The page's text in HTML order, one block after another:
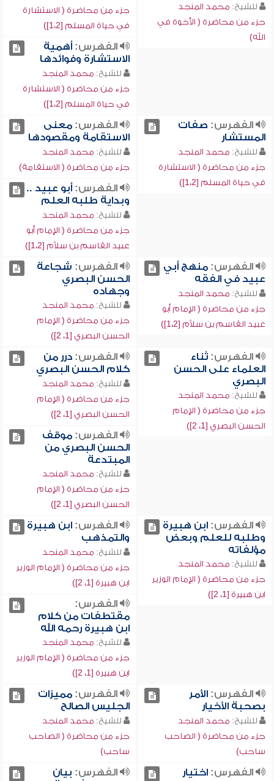
للشيخ: محمد المنجد
جزء من محاضرة ( الأخوة في
الله)
جزء من محاضرة ( الاستشارة
في حياة المسلم [1،2])
الفهرس:أهمية
الاستشارة وفوائدها
للشيخ: محمد المنجد
جزء من محاضرة ( الاستشارة
في حياة المسلم [1،2])
الفهرس: صفات
المستشار
للشيخ: محمد المنجد
جزء من محاضرة ( الاستشارة
في حياة المسلم [1،2])
الفهرس:معنى
الاستقامة ومقصودها
للشيخ: محمد المنجد
جزء من محاضرة ( الاستقامة)
الفهرس:أبو عبيد ..
وبداية طلبه العلم
للشيخ: محمد المنجد
جزء من محاضرة ( الإمام أبو
عبيد القاسم بن سلاَّم [1،2])
الفهرس:منهج أبي
عبيد في الفقه
للشيخ: محمد المنجد
جزء من محاضرة ( الإمام أبو
عبيد القاسم بن سلاَّم [1،2])
الفهرس: شجاعة
الحسن البصري
وجهاده
للشيخ: محمد المنجد
جزء من محاضرة ( الإمام
الحسن البصري [1، 2])
الفهرس:ثناء
العلماء على الحسن
البصري
للشيخ: محمد المنجد
جزء من محاضرة ( الإمام
الحسن البصري [1، 2])
الفهرس:درر من
كلام الحسن البصري
للشيخ: محمد المنجد
جزء من محاضرة ( الإمام
الحسن البصري [1، 2])
الفهرس:موقف
الحسن البصري من
المبتدعة
للشيخ: محمد المنجد
جزء من محاضرة ( الإمام
الحسن البصري [1، 2])
الفهرس:ابن هبيرة
وطلبه للعلم وبعض
مؤلفاته
للشيخ: محمد المنجد
جزء من محاضرة ( الإمام الوزير
ابن هبيرة [1، 2])
الفهرس:ابن هبيرة
والتمذهب
للشيخ: محمد المنجد
جزء من محاضرة ( الإمام الوزير
ابن هبيرة [1، 2])
الفهرس:
مقتطفات من كلام
ابن هبيرة رحمه الله
للشيخ: محمد المنجد
جزء من محاضرة ( الإمام الوزير
ابن هبيرة [1، 2])
الفهرس:الأمر
بصحبة الأخيار
للشيخ: محمد المنجد
جزء من محاضرة ( الصاحب
ساحب)
الفهرس:مميزات
الجليس الصالح
للشيخ: محمد المنجد
جزء من محاضرة ( الصاحب
ساحب)
الفهرس:اختيار
الفهرس: بيان